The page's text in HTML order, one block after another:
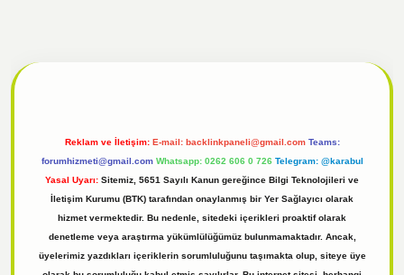
Reklam ve İletişim: E-mail: backlinkpaneli@gmail.com Teams:
forumhizmeti@gmail.com Whatsapp: 0262 606 0 726 Telegram: @karabul
Yasal Uyarı: Sitemiz, 5651 Sayılı Kanun gereğince Bilgi Teknolojileri ve
İletişim Kurumu (BTK) tarafından onaylanmış bir Yer Sağlayıcı olarak
hizmet vermektedir. Bu nedenle, sitedeki içerikleri proaktif olarak
denetleme veya araştırma yükümlülüğümüz bulunmamaktadır. Ancak,
üyelerimiz yazdıkları içeriklerin sorumluluğunu taşımakta olup, siteye üye